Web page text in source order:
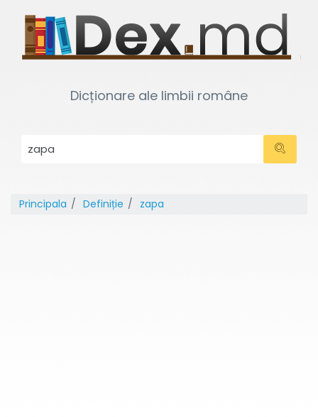
Dicționare ale limbii române
Principala Definiție zapa